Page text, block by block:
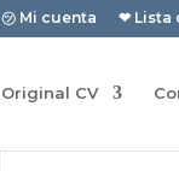
㋡ Mi cuenta ❤ Lista
Original CV